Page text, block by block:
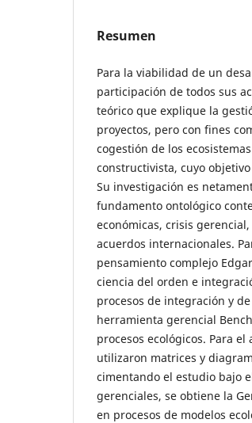
Resumen
Para la viabilidad de un
participación de todos sus
teórico que explique la
proyectos, pero con fines
cogestión de los
constructivista, cuyo
Su investigación es
fundamento ontológico
económicas, crisis
acuerdos internacionales.
pensamiento complejo
ciencia del orden e
procesos de integración y
herramienta gerencial
procesos ecológicos. Para
utilizaron matrices y
cimentando el estudio bajo
gerenciales, se obtiene la
en procesos de modelos